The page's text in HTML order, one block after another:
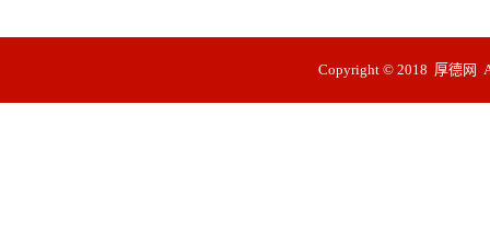
Copyright © 2018 厚德网